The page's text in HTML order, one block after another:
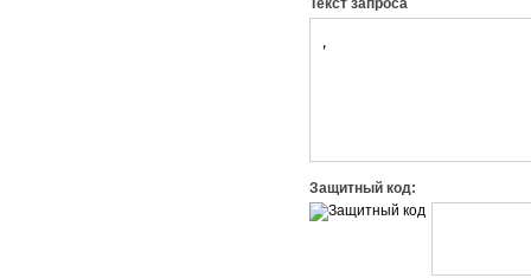
Текст запроса
Защитный код: